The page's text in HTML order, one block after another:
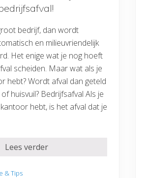
bedrijf, dan wordt
en milieuvriendelijk
Het enige wat je nog hoeft
scheiden. Maar wat als je
hebt? Wordt afval dan geteld
huisvuil? Bedrijfsafval Als je
hebt, is het afval dat je
Lees verder
& Tips